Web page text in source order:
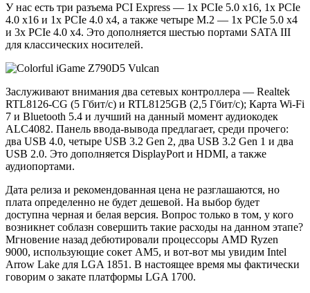
У нас есть три разъема PCI Express — 1x PCIe 5.0 x16, 1x PCIe
4.0 x16 и 1x PCIe 4.0 x4, а также четыре M.2 — 1x PCIe 5.0 x4
и 3x PCIe 4.0 x4. Это дополняется шестью портами SATA III
для классических носителей.
Заслуживают внимания два сетевых контроллера — Realtek
RTL8126-CG (5 Гбит/с) и RTL8125GB (2,5 Гбит/с); Карта Wi-Fi
7 и Bluetooth 5.4 и лучший на данный момент аудиокодек
ALC4082. Панель ввода-вывода предлагает, среди прочего:
два USB 4.0, четыре USB 3.2 Gen 2, два USB 3.2 Gen 1 и два
USB 2.0. Это дополняется DisplayPort и HDMI, а также
аудиопортами.
Дата релиза и рекомендованная цена не разглашаются, но
плата определенно не будет дешевой. На выбор будет
доступна черная и белая версия. Вопрос только в том, у кого
возникнет соблазн совершить такие расходы на данном этапе?
Мгновение назад дебютировали процессоры AMD Ryzen
9000, использующие сокет AM5, и вот-вот мы увидим Intel
Arrow Lake для LGA 1851. В настоящее время мы фактически
говорим о закате платформы LGA 1700.